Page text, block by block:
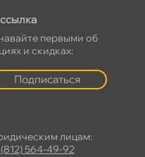
первыми о
и скидках:
Подписаться
лицам:
(812) 564-49-92